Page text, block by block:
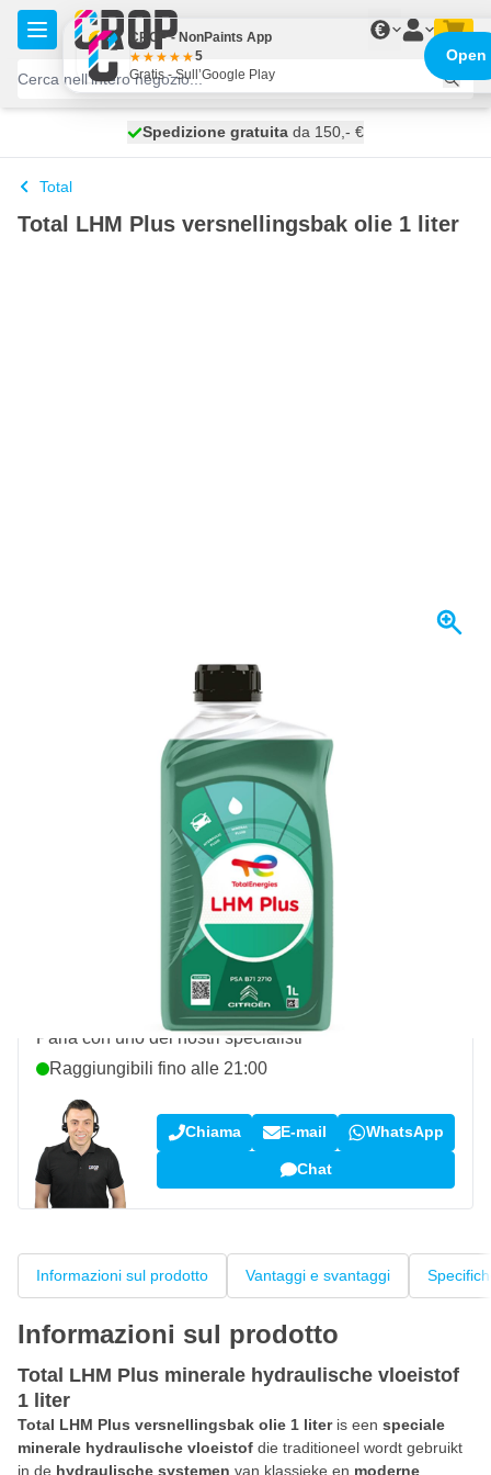
Salta al contenuto
€
spedito oggi
Spedizione gratuita da 150,- €
100 giorni
Total
Total LHM Plus versnellingsbak olie 1 liter
incl. IVA
Aggiungi al Carrello
Ordina entro le 23:59,spedito oggi
Spedizione gratuita da 150,- €
per resi & cambi
Recensioni dei clienti: 4,58/5 (7.078 recensioni)
Domanda su questo prodotto?
Parla con uno dei nostri specialisti
Raggiungibili fino alle 21:00
Chiama E-mail WhatsApp
Chat
Informazioni sul prodotto Vantaggi e svantaggi
Informazioni sul prodotto
Total LHM Plus minerale hydraulische vloeistof
1 liter
Total LHM Plus versnellingsbak olie 1 literis een speciale
minerale hydraulische vloeistof die traditioneel wordt gebruikt
in de hydraulische systemen van klassieke en moderne
CROP - NonPaints App
5
Gratis - Sull’Google Play
Open